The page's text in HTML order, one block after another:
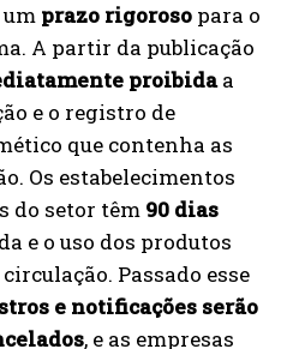
prazo rigoroso para o
A partir da publicação
proibidaa
e o registro de
que contenha as
Os estabelecimentos
do setor têm 90 dias
e o uso dos produtos
Passado esse
e notificações serão
, e as empresas